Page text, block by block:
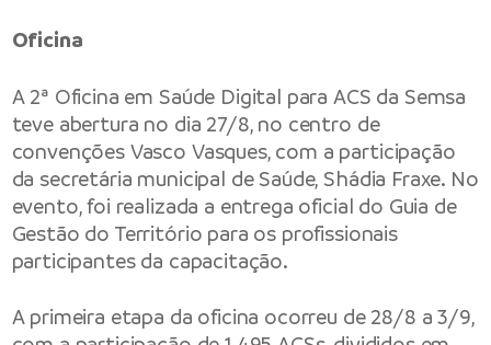
Oficina
A 2ª Oficina em Saúde Digital para ACS da Semsa
teve abertura no dia 27/8, no centro de
convenções Vasco Vasques, com a participação
da secretária municipal de Saúde, Shádia Fraxe. No
evento, foi realizada a entrega oficial do Guia de
Gestão do Território para os profissionais
participantes da capacitação.
A primeira etapa da oficina ocorreu de 28/8 a 3/9,